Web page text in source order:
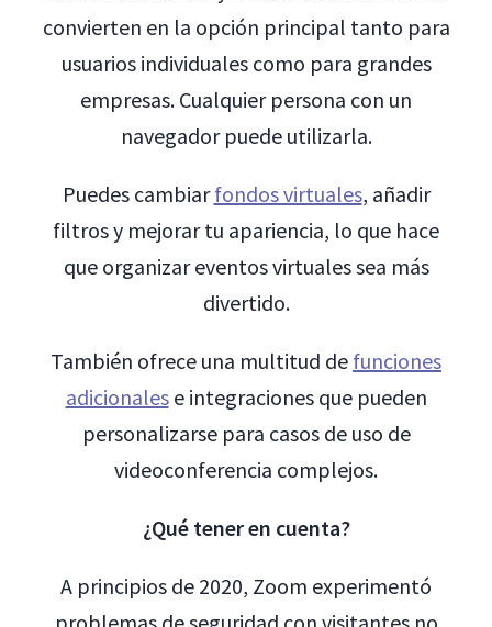
convierten en la opción principal tanto para
usuarios individuales como para grandes
empresas. Cualquier persona con un
navegador puede utilizarla.
Puedes cambiarfondos virtuales, añadir
filtros y mejorar tu apariencia, lo que hace
que organizar eventos virtuales sea más
divertido.
También ofrece una multitud de funciones
adicionalese integraciones que pueden
personalizarse para casos de uso de
videoconferencia complejos.
¿Qué tener en cuenta?
A principios de 2020, Zoom experimentó